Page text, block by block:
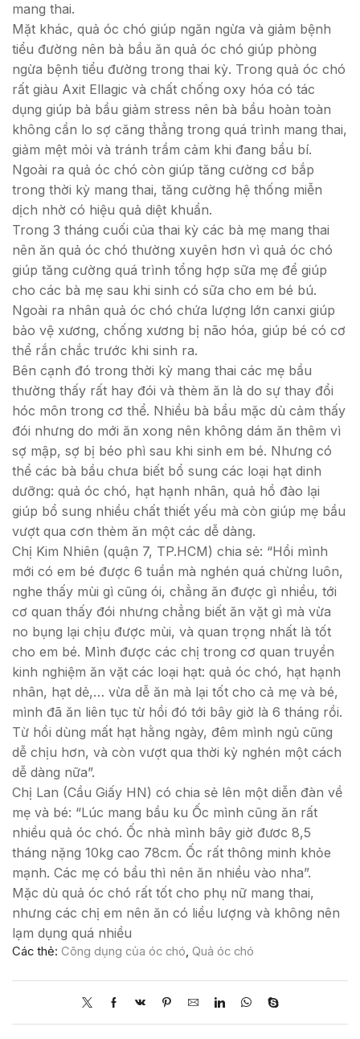
mang thai.
Mặt khác, quả óc chó giúp ngăn ngừa và giảm bệnh
tiểu đường nên bà bầu ăn quả óc chó giúp phòng
ngừa bệnh tiểu đường trong thai kỳ. Trong quả óc chó
rất giàu Axit Ellagic và chất chống oxy hóa có tác
dụng giúp bà bầu giảm stress nên bà bầu hoàn toàn
không cần lo sợ căng thẳng trong quá trình mang thai,
giảm mệt mỏi và tránh trầm cảm khi đang bầu bí.
Ngoài ra quả óc chó còn giúp tăng cường cơ bắp
trong thời kỳ mang thai, tăng cường hệ thống miễn
dịch nhờ có hiệu quả diệt khuẩn.
Trong 3 tháng cuối của thai kỳ các bà mẹ mang thai
nên ăn quả óc chó thường xuyên hơn vì quả óc chó
giúp tăng cường quá trình tổng hợp sữa mẹ để giúp
cho các bà mẹ sau khi sinh có sữa cho em bé bú.
Ngoài ra nhân quả óc chó chứa lượng lớn canxi giúp
bảo vệ xương, chống xương bị não hóa, giúp bé có cơ
thể rắn chắc trước khi sinh ra.
Bên cạnh đó trong thời kỳ mang thai các mẹ bầu
thường thấy rất hay đói và thèm ăn là do sự thay đổi
hóc môn trong cơ thể. Nhiều bà bầu mặc dù cảm thấy
đói nhưng do mới ăn xong nên không dám ăn thêm vì
sợ mập, sợ bị béo phì sau khi sinh em bé. Nhưng có
thể các bà bầu chưa biết bổ sung các loại hạt dinh
dưỡng: quả óc chó, hạt hạnh nhân, quả hồ đào lại
giúp bổ sung nhiều chất thiết yếu mà còn giúp mẹ bầu
vượt qua cơn thèm ăn một các dễ dàng.
Chị Kim Nhiên (quận 7, TP.HCM) chia sẻ: “Hồi mình
mới có em bé được 6 tuần mà nghén quá chừng luôn,
nghe thấy mùi gì cũng ói, chẳng ăn được gì nhiều, tới
cơ quan thấy đói nhưng chẳng biết ăn vặt gì mà vừa
no bụng lại chịu được mùi, và quan trọng nhất là tốt
cho em bé. Mình được các chị trong cơ quan truyền
kinh nghiệm ăn vặt các loại hạt: quả óc chó, hạt hạnh
nhân, hạt dẻ,… vừa dễ ăn mà lại tốt cho cả mẹ và bé,
mình đã ăn liên tục từ hồi đó tới bây giờ là 6 tháng rồi.
Từ hồi dùng mất hạt hằng ngày, đêm mình ngủ cũng
dễ chịu hơn, và còn vượt qua thời kỳ nghén một cách
dễ dàng nữa”.
Chị Lan (Cầu Giấy HN) có chia sẻ lên một diễn đàn về
mẹ và bé: “Lúc mang bầu ku Ốc mình cũng ăn rất
nhiều quả óc chó. Ốc nhà mình bây giờ đươc 8,5
tháng nặng 10kg cao 78cm. Ốc rất thông minh khỏe
mạnh. Các mẹ có bầu thì nên ăn nhiều vào nha”.
Mặc dù quả óc chó rất tốt cho phụ nữ mang thai,
nhưng các chị em nên ăn có liều lượng và không nên
lạm dụng quá nhiều
Các thẻ: Công dụng của óc chó, Quả óc chó